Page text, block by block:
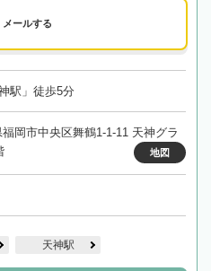
メールする
駅」徒歩5分
岡市中央区舞鶴1-1-11 天神グラ
地図
天神駅